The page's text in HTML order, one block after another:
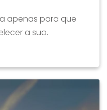
apenas para que
a sua.